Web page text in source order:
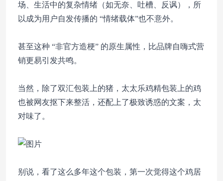
场、生活中的复杂情绪（如无奈、吐槽、反讽），所
以成为用户自发传播的 “情绪载体”也不意外。
甚至这种 “非官方造梗” 的原生属性，比品牌自嗨式营
销更易引发共鸣。
当然，除了双汇包装上的猪，太太乐鸡精包装上的鸡
也被网友抠下来整活，还配上了极致诱惑的文案，太
对味了。
别说，看了这么多年这个包装，第一次觉得这个鸡居